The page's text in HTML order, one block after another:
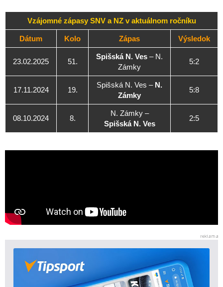
Vzájomné zápasy SNV a NZ v aktuálnom ročníku
Dátum Kolo Zápas Výsledok
23.02.2025 51.
Spišská N. Ves – N.
Zámky
5:2
17.11.2024 19.
Spišská N. Ves – N.
Zámky
5:8
08.10.2024 8.
N. Zámky –
Spišská N. Ves
2:5